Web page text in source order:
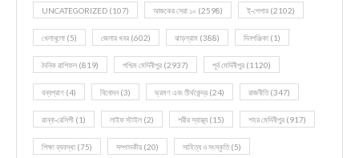
UNCATEGORIZED (107) আজকের সেরা ১০ (2598) ই-পেপার (2102)
খেলাধূলো (5) জেলার খবর (602) ঝাড়গ্রাম (388) দিনপঞ্জিকা (1)
দৈনিক রাশিফল (819) পশ্চিম মেদিনীপুর (2937) পূর্ব মেদিনীপুর (1120)
বন্যপ্রাণ (4) বিনোদন(3) ভ্রমণ এবং তীর্থকেন্দ্র (24) রাজনীতি(347)
রান্না-রেসিপী (1) লাইফ স্টাইল (2) শরীর স্বাস্থ্য (15) শহর মেদিনীপুর (917)
শিক্ষা ব্যবস্থা (75) সম্পাদকীয় (20) সাহিত্য ও সংস্কৃতি(5)